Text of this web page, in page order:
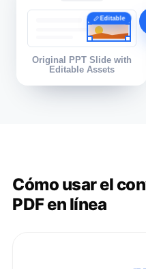
Editable
Original PPT Slide with
Editable Assets
Cómo usar el
PDF en línea